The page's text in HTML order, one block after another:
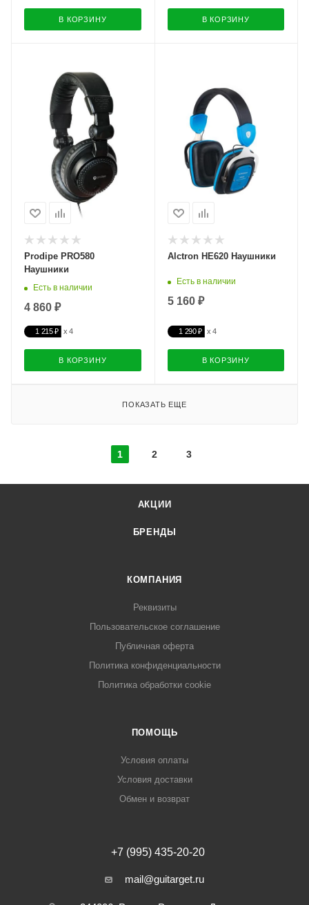
В КОРЗИНУ В КОРЗИНУ
Prodipe PRO580
Наушники
Есть в наличии
4 860 ₽
1 215 ₽
В КОРЗИНУ
Alctron HE620 Наушники
Есть в наличии
5 160 ₽
1 290 ₽
В КОРЗИНУ
ПОКАЗАТЬ ЕЩЕ
1 2 3
АКЦИИ
БРЕНДЫ
КОМПАНИЯ
Реквизиты
Пользовательское соглашение
Публичная оферта
Политика конфиденциальности
Политика обработки cookie
ПОМОЩЬ
Условия оплаты
Условия доставки
Обмен и возврат
+7 (995) 435-20-20
mail@guitarget.ru